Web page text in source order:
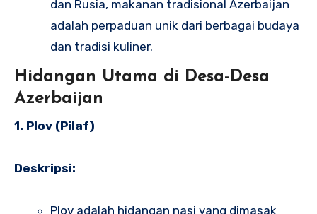
dan Rusia, makanan tradisional Azerbaijan
adalah perpaduan unik dari berbagai budaya
dan tradisi kuliner.
Hidangan Utama di Desa-Desa
Azerbaijan
1. Plov (Pilaf)
Deskripsi:
Plov adalah hidangan nasi yang dimasak